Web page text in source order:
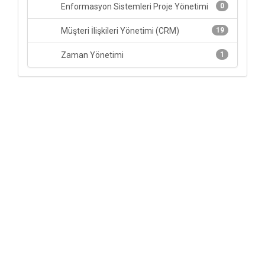
0
Enformasyon Sistemleri Proje Yönetimi
19
Müşteri İlişkileri Yönetimi (CRM)
1
Zaman Yönetimi